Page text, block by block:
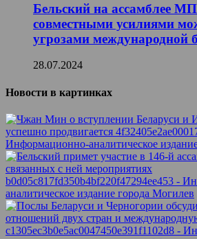
Бельский на ассамблее
совместными усилиями
угрозами международной
28.07.2024
Новости в картинках